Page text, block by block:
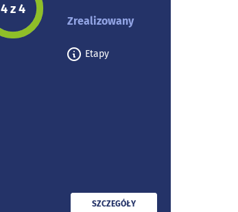
Etap projektu:
4 z 4
Zrealizowany
Etapy
PRZECZYTAJ
SZCZEGÓŁY